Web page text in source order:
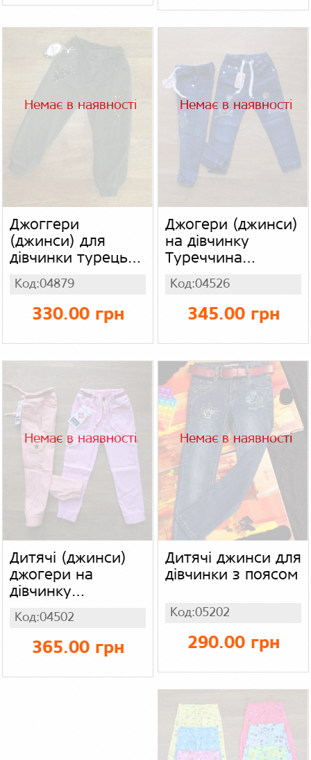
Немає в наявності
Джоггери
(джинси) для
дівчинки турецькі,
на хутрі
Код:04879
330.00 грн
Немає в наявності
Джогери (джинси)
на дівчинку
Туреччина
"Hiwro", джинс
Код:04526
345.00 грн
Немає в наявності
Дитячі (джинси)
джогери на
дівчинку
Туреччина, джинс
Код:04502
365.00 грн
Немає в наявності
Дитячі джинси для
дівчинки з поясом
Код:05202
290.00 грн